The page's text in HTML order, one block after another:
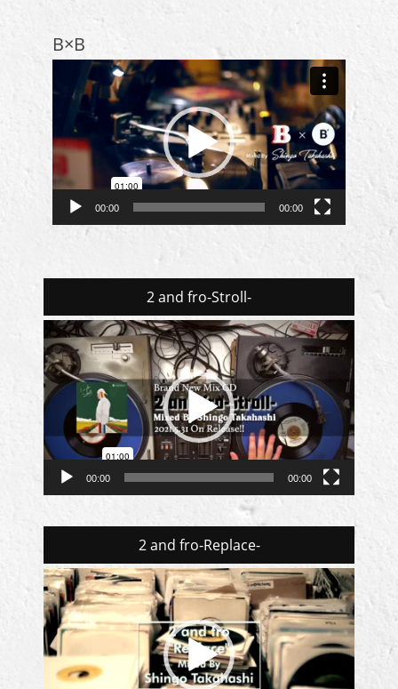
B×B
ー
ヤ
ー
00:00 00:00
2 and fro-Stroll-
動
画
プ
レ
ー
ヤ
ー
00:00 00:00
2 and fro-Replace-
動
画
プ
レ
ー